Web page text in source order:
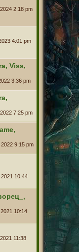
2:18 pm
4:01 pm
Viss,
3:36 pm
7:25 pm
9:15 pm
10:44
10:14
11:38